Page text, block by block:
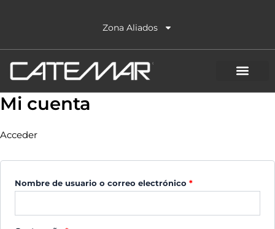
Zona Aliados
Mi cuenta
Acceder
Nombre de usuario o correo electrónico *